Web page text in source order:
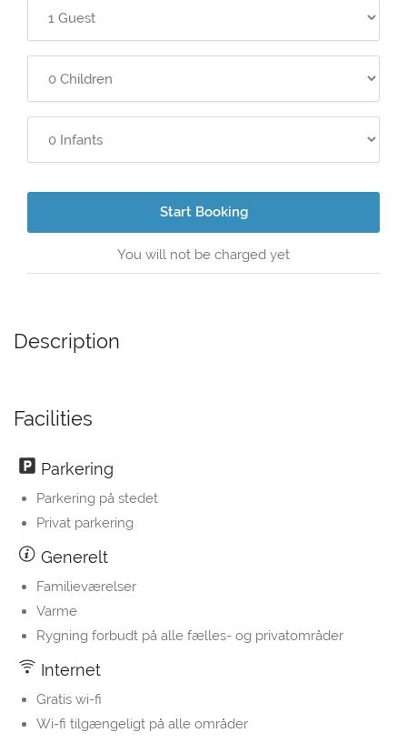
Start Booking
You will not be charged yet
Description
Facilities
Parkering
Parkering på stedet
Privat parkering
Generelt
Familieværelser
Varme
Rygning forbudt på alle fælles- og privatområder
Internet
Gratis wi-fi
Wi-fi tilgængeligt på alle områder